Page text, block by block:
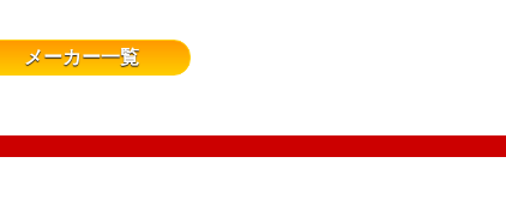
メーカー一覧